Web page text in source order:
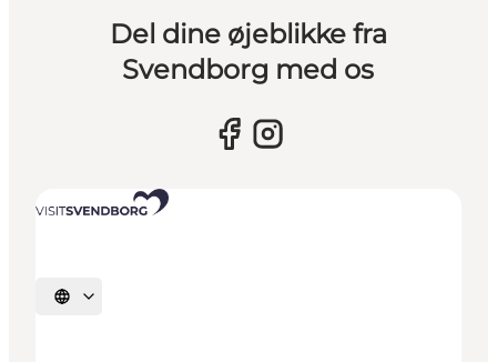
Del dine øjeblikke fra
Svendborg med os
Vælg sprog